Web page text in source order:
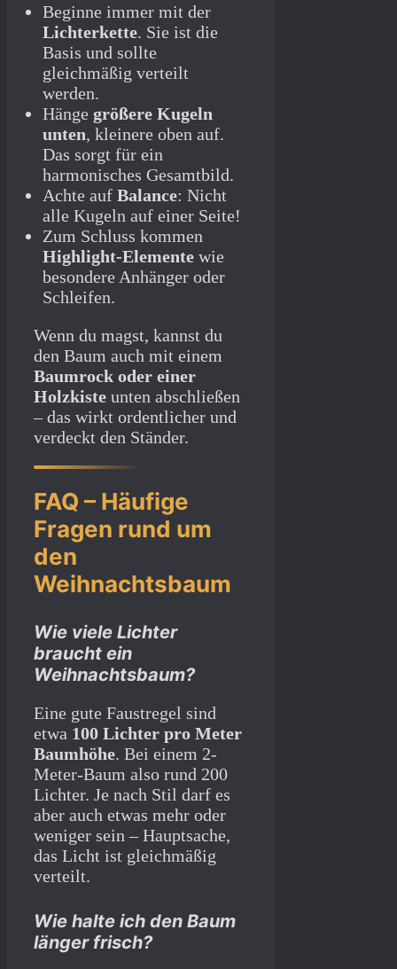
Beginne immer mit der
Lichterkette. Sie ist die
Basis und sollte
gleichmäßig verteilt
werden.
Hänge größere Kugeln
unten, kleinere oben auf.
Das sorgt für ein
harmonisches Gesamtbild.
Achte auf Balance: Nicht
alle Kugeln auf einer Seite!
Zum Schluss kommen
Highlight-Elemente wie
besondere Anhänger oder
Schleifen.
Wenn du magst, kannst du
den Baum auch mit einem
Baumrock oder einer
Holzkiste unten abschließen
– das wirkt ordentlicher und
verdeckt den Ständer.
FAQ – Häufige
Fragen rund um
den
Weihnachtsbaum
Wie viele Lichter
braucht ein
Weihnachtsbaum?
Eine gute Faustregel sind
etwa 100 Lichter pro Meter
Baumhöhe. Bei einem 2-
Meter-Baum also rund 200
Lichter. Je nach Stil darf es
aber auch etwas mehr oder
weniger sein – Hauptsache,
das Licht ist gleichmäßig
verteilt.
Wie halte ich den Baum
länger frisch?